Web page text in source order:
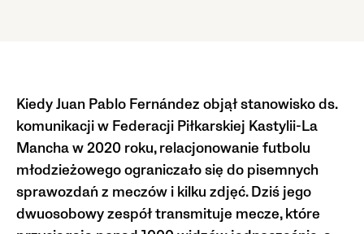
Kiedy Juan Pablo Fernández objął stanowisko ds.
komunikacji w Federacji Piłkarskiej Kastylii-La
Mancha w 2020 roku, relacjonowanie futbolu
młodzieżowego ograniczało się do pisemnych
sprawozdań z meczów i kilku zdjęć. Dziś jego
dwuosobowy zespół transmituje mecze, które